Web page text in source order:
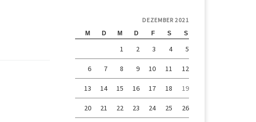
DEZEMBER 2021
M D M D F S S
1 2 3 4 5
6 7 8 9 10 11 12
13 14 15 16 17 18 19
20 21 22 23 24 25 26